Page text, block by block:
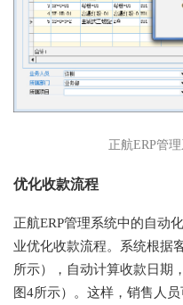
正航ERP管
优化收款流程
正航ERP管理系统中的自动
业优化收款流程。系统根据
所示），自动计算收款日期
图4所示）。这样，销售人